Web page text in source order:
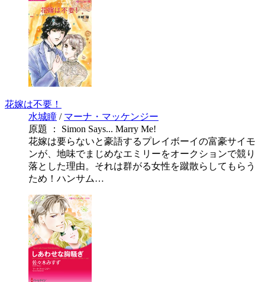
花嫁は不要！
水城瞳 / マーナ・マッケンジー
原題 ： Simon Says... Marry Me!
花嫁は要らないと豪語するプレイボーイの富豪サイモ
ンが、地味でまじめなエミリーをオークションで競り
落とした理由。それは群がる女性を蹴散らしてもらう
ため！ハンサム…